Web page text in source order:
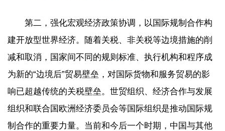
第二，强化宏观经济政策协调，以国际规制合作构
建开放型世界经济。随着关税、非关税等边境措施的削
减和取消，国家间不同的规则标准、执行机构和程序成
为新的“边境后”贸易壁垒，对国际货物和服务贸易的影
响已超越传统的关税壁垒。世贸组织、经济合作与发展
组织和联合国欧洲经济委员会等国际组织是推动国际规
制合作的重要力量。当前和今后一个时期，中国与其他